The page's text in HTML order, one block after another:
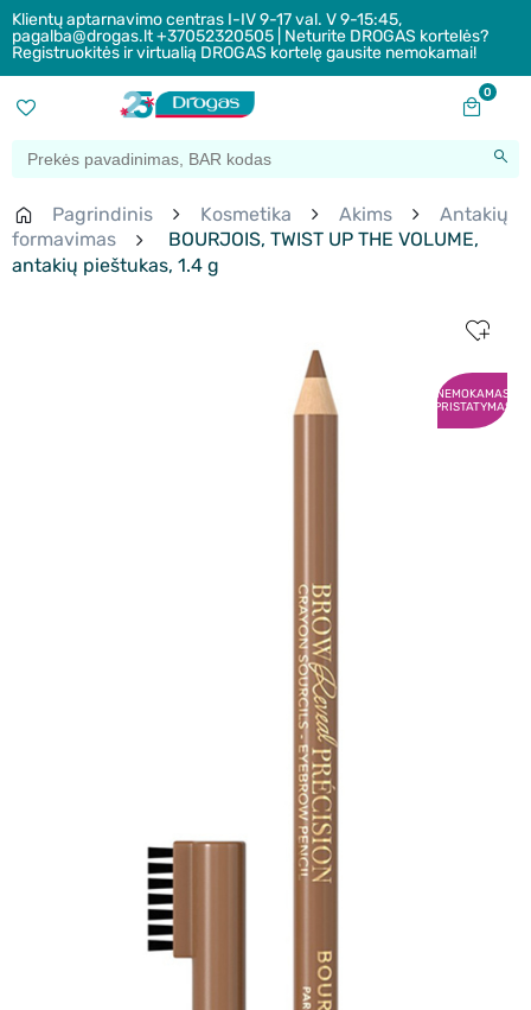
Klientų aptarnavimo centras I-IV 9-17 val. V 9-15:45,
pagalba@drogas.lt +37052320505 | Neturite DROGAS kortelės?
Registruokitės ir virtualią DROGAS kortelę gausite nemokamai!
0
Pagrindinis Kosmetika Akims
Antakių
formavimas
BOURJOIS, TWIST UP THE VOLUME,
antakių pieštukas, 1.4 g
NEMOKAMAS
PRISTATYMAS